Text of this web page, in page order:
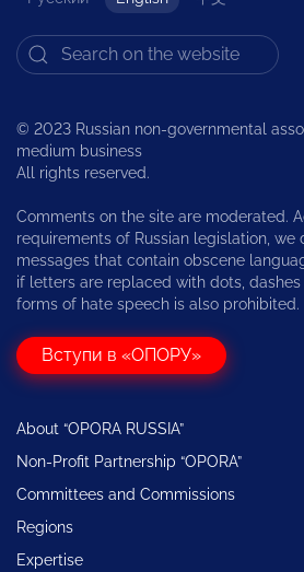
© 2023 Russian non-governmental
medium business
All rights reserved.
Comments on the site are moderated.
requirements of Russian legislation, we
messages that contain obscene
if letters are replaced with dots, dashes
forms of hate speech is also prohibited.
Вступи в «ОПОРУ»
About “OPORA RUSSIA”
Non-Profit Partnership “OPORA”
Committees and Commissions
Regions
Expertise